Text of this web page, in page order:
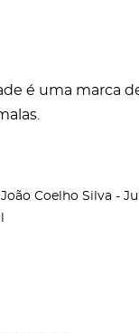
é uma marca
Coelho Silva -